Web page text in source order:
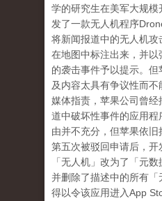
学的研究生在美军大规
发了一款无人机程序
将新闻报道中的无人机
在地图中标注出来，并
的袭击事件予以提示。
及内容太具有争议性而
媒体指责，苹果公司曾
道中破坏性事件的应用程
由并不充分，但苹果依
第五次被驳回申请后，开
「无人机」改为了「元数
并删除了描述中的所有
得以令该应用进入App